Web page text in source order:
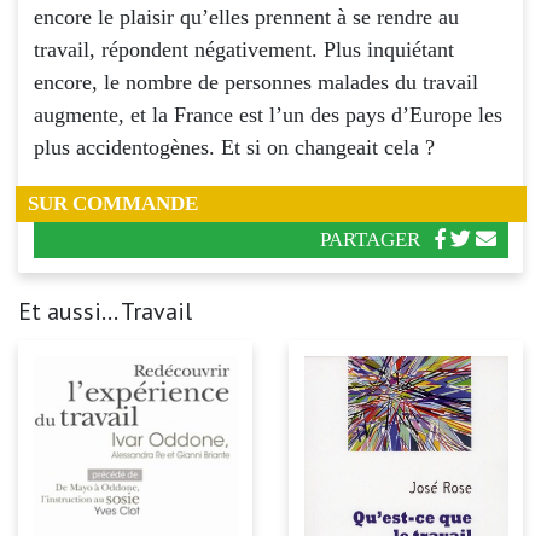
encore le plaisir qu’elles prennent à se rendre au
travail, répondent négativement. Plus inquiétant
encore, le nombre de personnes malades du travail
augmente, et la France est l’un des pays d’Europe les
plus accidentogènes. Et si on changeait cela ?
SUR COMMANDE
PARTAGER
Et aussi... Travail